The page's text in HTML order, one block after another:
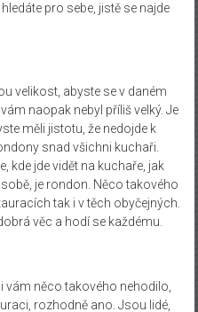
pro sebe, jistě se najde
velikost, abyste se v daném
naopak nebyl příliš velký. Je
měli jistotu, že nedojde k
snad všichni kuchaři.
kde jde vidět na kuchaře, jak
je rondon. Něco takového
tak i v těch obyčejných.
věc a hodí se každému.
vám něco takového nehodilo,
rozhodně ano. Jsou lidé,